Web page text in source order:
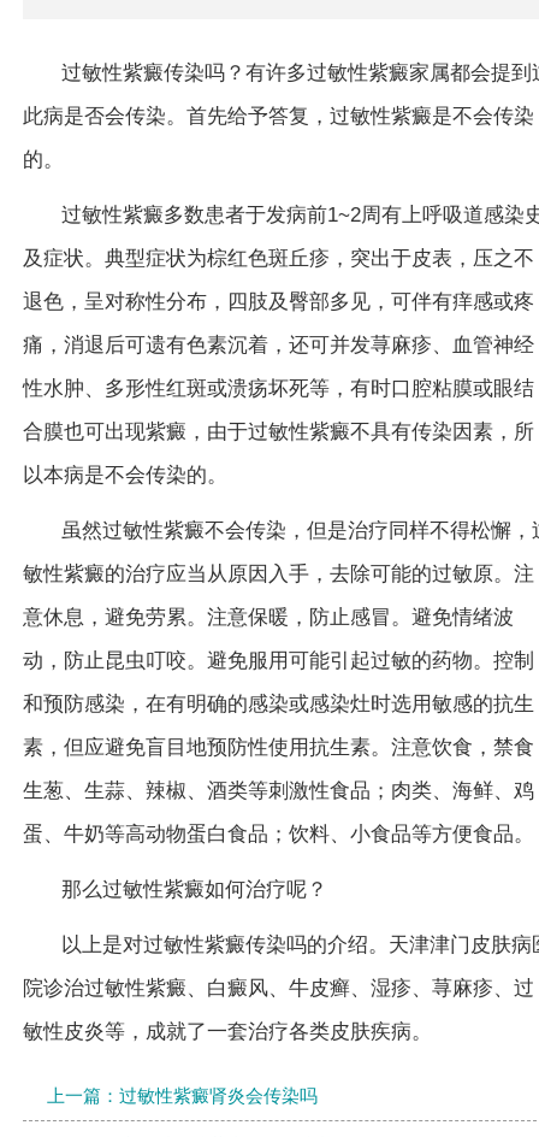
过敏性紫癜传染吗？有许多过敏性紫癜家属都会提到
此病是否会传染。首先给予答复，过敏性紫癜是不会传染
的。
过敏性紫癜多数患者于发病前1~2周有上呼吸道感染
及症状。典型症状为棕红色斑丘疹，突出于皮表，压之不
退色，呈对称性分布，四肢及臀部多见，可伴有痒感或疼
痛，消退后可遗有色素沉着，还可并发荨麻疹、血管神经
性水肿、多形性红斑或溃疡坏死等，有时口腔粘膜或眼结
合膜也可出现紫癜，由于过敏性紫癜不具有传染因素，所
以本病是不会传染的。
虽然过敏性紫癜不会传染，但是治疗同样不得松懈，
敏性紫癜的治疗应当从原因入手，去除可能的过敏原。注
意休息，避免劳累。注意保暖，防止感冒。避免情绪波
动，防止昆虫叮咬。避免服用可能引起过敏的药物。控制
和预防感染，在有明确的感染或感染灶时选用敏感的抗生
素，但应避免盲目地预防性使用抗生素。注意饮食，禁食
生葱、生蒜、辣椒、酒类等刺激性食品；肉类、海鲜、鸡
蛋、牛奶等高动物蛋白食品；饮料、小食品等方便食品。
那么过敏性紫癜如何治疗呢？
以上是对过敏性紫癜传染吗的介绍。天津津门皮肤病
院诊治过敏性紫癜、白癜风、牛皮癣、湿疹、荨麻疹、过
敏性皮炎等，成就了一套治疗各类皮肤疾病。
上一篇：过敏性紫癜肾炎会传染吗